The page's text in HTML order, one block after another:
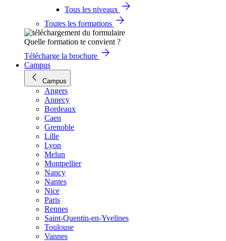
Tous les niveaux
Toutes les formations
Quelle formation te convient ?
Télécharge la brochure
Campus
Campus
Angers
Annecy
Bordeaux
Caen
Grenoble
Lille
Lyon
Melun
Montpellier
Nancy
Nantes
Nice
Paris
Rennes
Saint-Quentin-en-Yvelines
Toulouse
Vannes